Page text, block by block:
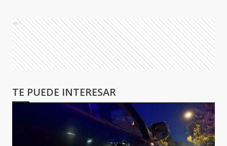
Ads
TE PUEDE INTERESAR